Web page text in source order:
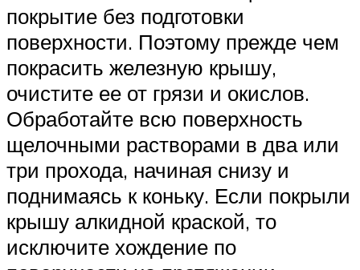
покрытие без подготовки
поверхности. Поэтому прежде чем
покрасить железную крышу,
очистите ее от грязи и окислов.
Обработайте всю поверхность
щелочными растворами в два или
три прохода, начиная снизу и
поднимаясь к коньку. Если покрыли
крышу алкидной краской, то
исключите хождение по